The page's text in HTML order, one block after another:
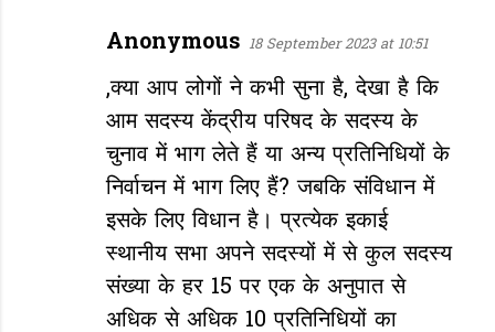
Anonymous 18 September 2023 at 10:51
,क्या आप लोगों ने कभी सुना है, देखा है कि
आम सदस्य केंद्रीय परिषद के सदस्य के
चुनाव में भाग लेते हैं या अन्य प्रतिनिधियों के
निर्वाचन में भाग लिए हैं? जबकि संविधान में
इसके लिए विधान है। प्रत्येक इकाई
स्थानीय सभा अपने सदस्यों में से कुल सदस्य
संख्या के हर 15 पर एक के अनुपात से
अधिक से अधिक 10 प्रतिनिधियों का